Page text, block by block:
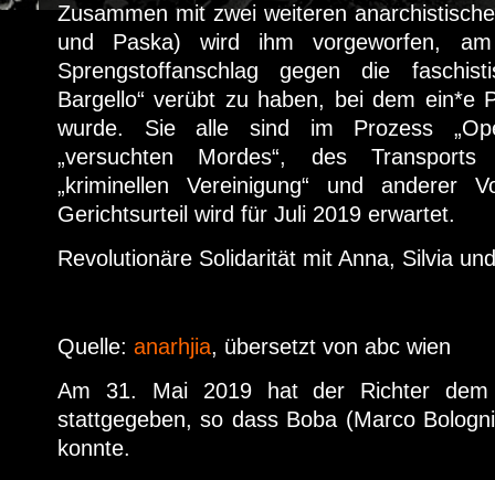
Zusammen mit zwei weiteren
und Paska) wird ihm vorgeworfen,
Sprengstoffanschlag gegen die
Bargello“ verübt zu haben, bei dem ein*e
wurde. Sie alle sind im Prozess
„versuchten Mordes“, des
„kriminellen Vereinigung“ und anderer
Gerichtsurteil wird für Juli 2019 erwartet.
Revolutionäre Solidarität mit Anna, Silvia
Quelle: anarhjia, übersetzt von abc wien
Am 31. Mai 2019 hat der Richter dem
stattgegeben, so dass Boba (Marco
konnte.